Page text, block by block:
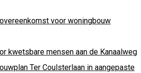
voor woningbouw
kwetsbare mensen aan de Kanaalweg
Ter Coulsterlaan in aangepaste